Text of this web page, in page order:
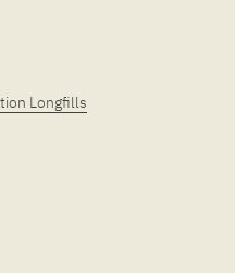
Longfills